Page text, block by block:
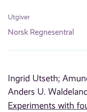
Utgiver
Norsk Regnesentral
Ingrid Utseth;
Anders U.
Experiments with